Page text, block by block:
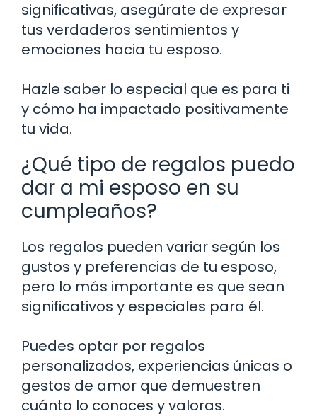
significativas, asegúrate de expresar
tus verdaderos sentimientos y
emociones hacia tu esposo.
Hazle saber lo especial que es para ti
y cómo ha impactado positivamente
tu vida.
¿Qué tipo de regalos puedo
dar a mi esposo en su
cumpleaños?
Los regalos pueden variar según los
gustos y preferencias de tu esposo,
pero lo más importante es que sean
significativos y especiales para él.
Puedes optar por regalos
personalizados, experiencias únicas o
gestos de amor que demuestren
cuánto lo conoces y valoras.